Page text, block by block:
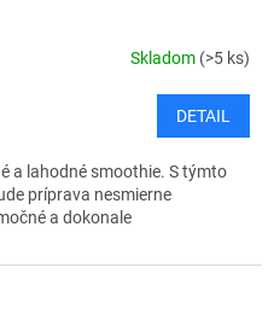
Skladom (>5 ks)
DETAIL
a lahodné smoothie. S týmto
príprava nesmierne
a dokonale